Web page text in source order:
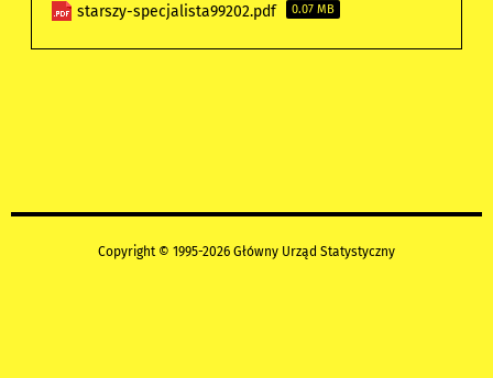
starszy-specjalista99202.pdf 0.07 MB
Copyright © 1995-2026 Główny Urząd Statystyczny